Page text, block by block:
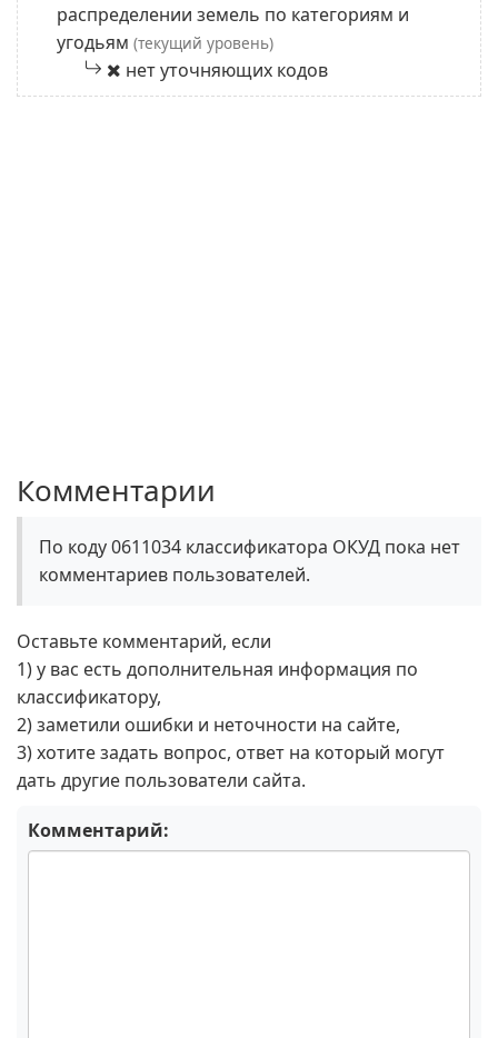
распределении земель по категориям и
угодьям (текущий уровень)
нет уточняющих кодов
Комментарии
По коду 0611034 классификатора ОКУД пока нет
комментариев пользователей.
Оставьте комментарий, если
1) у вас есть дополнительная информация по
классификатору,
2) заметили ошибки и неточности на сайте,
3) хотите задать вопрос, ответ на который могут
дать другие пользователи сайта.
Комментарий: